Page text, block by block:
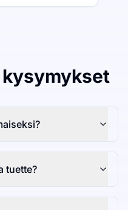
tuette?